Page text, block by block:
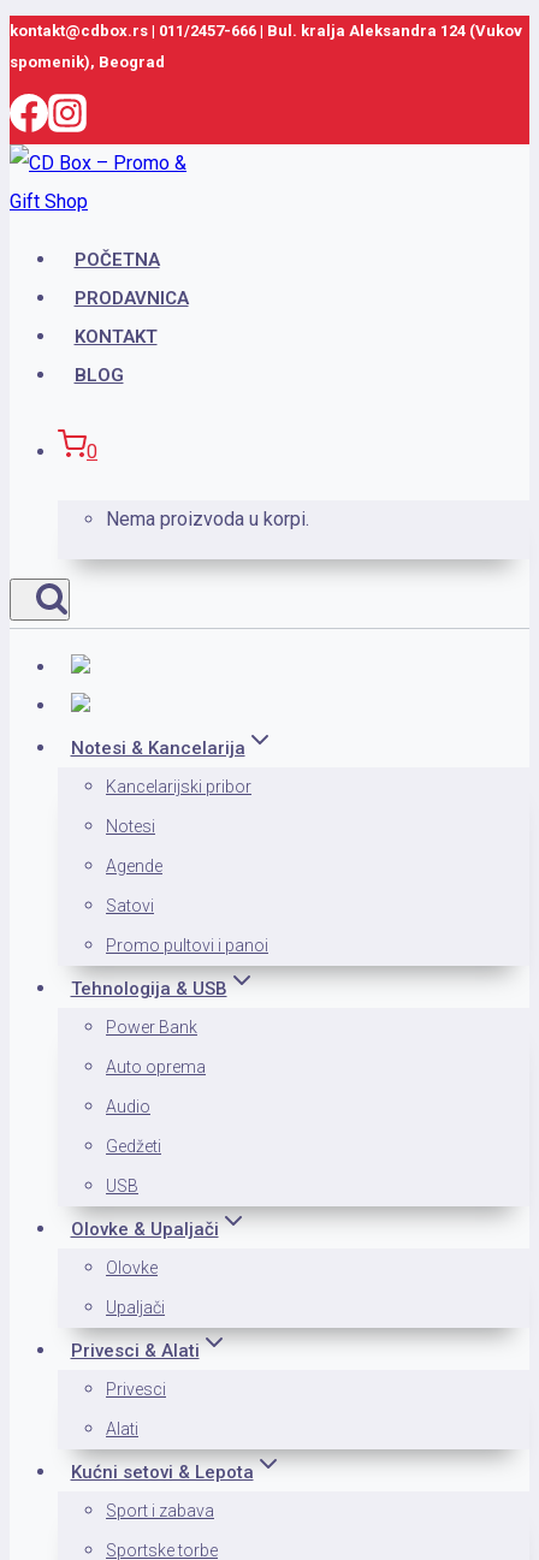
Skip
to
content
kontakt@cdbox.rs | 011/2457-666 | Bul. kralja Aleksandra 124 (Vukov
spomenik), Beograd
POČETNA
PRODAVNICA
KONTAKT
BLOG
0
Nema proizvoda u korpi.
Notesi & Kancelarija
Kancelarijski pribor
Notesi
Agende
Satovi
Promo pultovi i panoi
Tehnologija & USB
Power Bank
Auto oprema
Audio
Gedžeti
USB
Olovke & Upaljači
Olovke
Upaljači
Privesci & Alati
Privesci
Alati
Kućni setovi & Lepota
Sport i zabava
Sportske torbe